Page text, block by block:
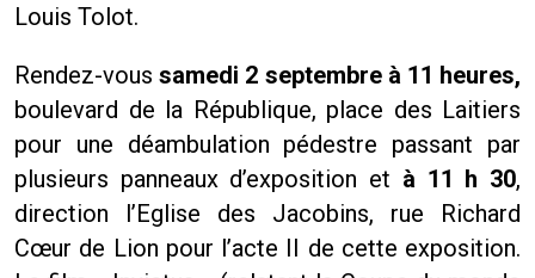
Louis Tolot.
Rendez-voussamedi 2 septembre à 11 heures,
boulevard de la République, place des Laitiers
pour une déambulation pédestre passant par
plusieurs panneaux d’exposition et à 11 h 30,
direction l’Eglise des Jacobins, rue Richard
Cœur de Lion pour l’acte II de cette exposition.